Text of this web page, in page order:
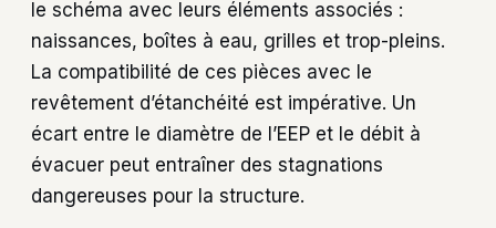
le schéma avec leurs éléments associés :
naissances, boîtes à eau, grilles et trop-pleins.
La compatibilité de ces pièces avec le
revêtement d’étanchéité est impérative. Un
écart entre le diamètre de l’EEP et le débit à
évacuer peut entraîner des stagnations
dangereuses pour la structure.